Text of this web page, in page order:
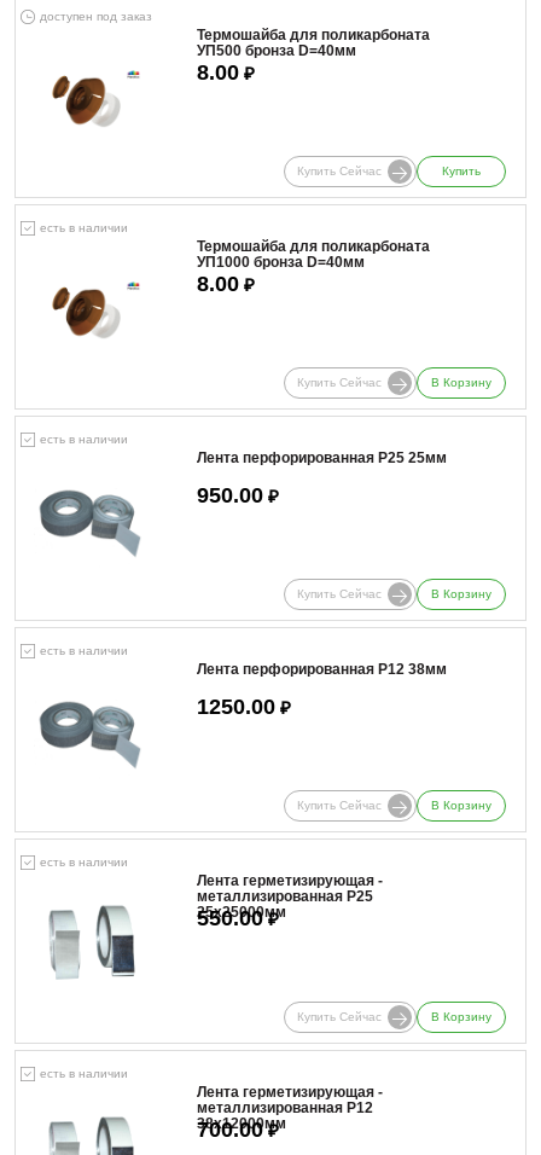
доступен под заказ
Термошайба для поликарбоната
УП500 бронза D=40мм
8.00 ₽
Купить Сейчас Купить
есть в наличии
Термошайба для поликарбоната
УП1000 бронза D=40мм
8.00 ₽
Купить Сейчас В Корзину
есть в наличии
Лента перфорированная Р25 25мм
950.00 ₽
Купить Сейчас В Корзину
есть в наличии
Лента перфорированная Р12 38мм
1250.00 ₽
Купить Сейчас В Корзину
есть в наличии
Лента герметизирующая -
металлизированная Р25
25х25000мм
550.00₽
Купить Сейчас В Корзину
есть в наличии
Лента герметизирующая -
металлизированная Р12
38х12000мм
700.00₽